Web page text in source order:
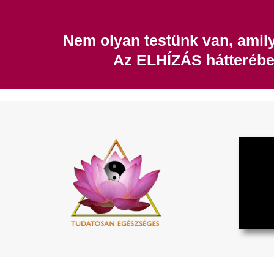
Nem olyan testünk van,
Az ELHÍZÁS